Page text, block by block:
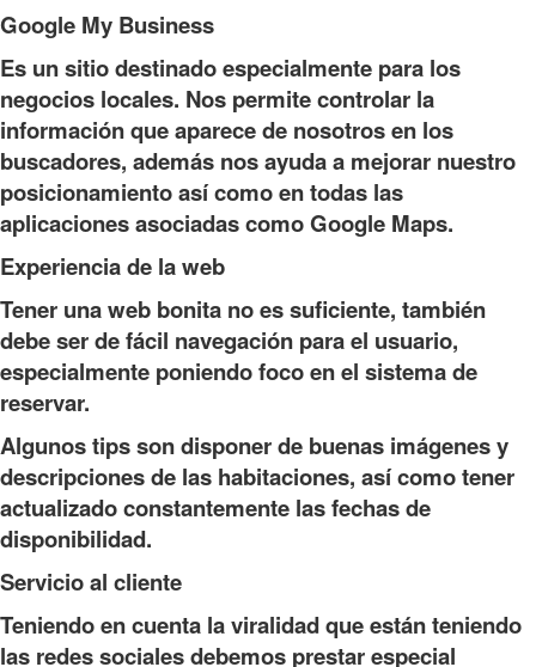
Google My Business
Es un sitio destinado especialmente para los
negocios locales. Nos permite controlar la
información que aparece de nosotros en los
buscadores, además nos ayuda a mejorar nuestro
posicionamiento así como en todas las
aplicaciones asociadas como Google Maps.
Experiencia de la web
Tener una web bonita no es suficiente, también
debe ser de fácil navegación para el usuario,
especialmente poniendo foco en el sistema de
reservar.
Algunos tips son disponer de buenas imágenes y
descripciones de las habitaciones, así como tener
actualizado constantemente las fechas de
disponibilidad.
Servicio al cliente
Teniendo en cuenta la viralidad que están teniendo
las redes sociales debemos prestar especial